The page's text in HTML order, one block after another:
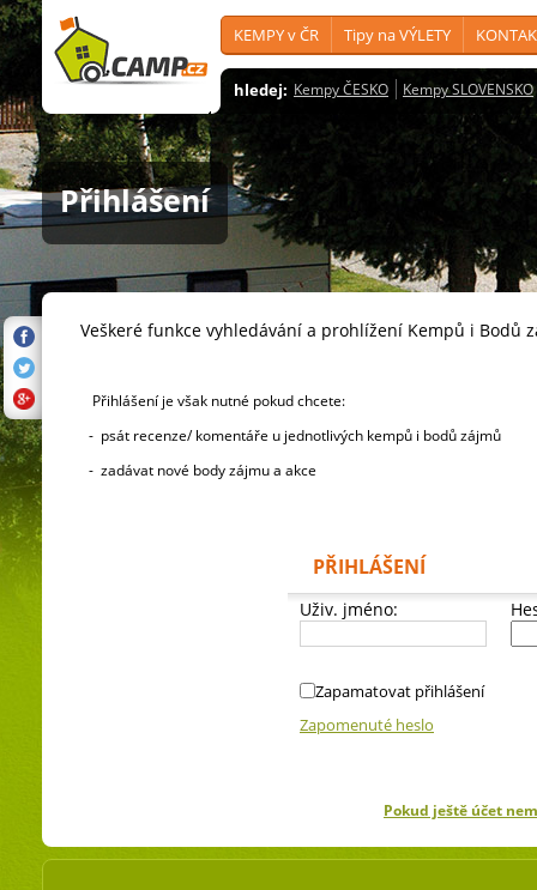
KEMPY v ČR Tipy na VÝLETY
hledej: Kempy ČESKO Kempy SLOVENSKO
Přihlášení
Veškeré funkce vyhledávání a prohlížení Kempů i
Přihlášení je však nutné pokud chcete:
- psát recenze/ komentáře u jednotlivých kempů i bodů zájmů
- zadávat nové body zájmu a akce
PŘIHLÁŠENÍ
Uživ. jméno:
Zapamatovat přihlášení
Zapomenuté heslo
Pokud ještě účet